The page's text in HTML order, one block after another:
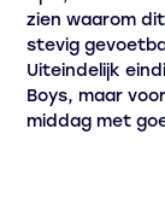
zien waarom
stevig
Uiteindelijk
Boys, maar
middag met